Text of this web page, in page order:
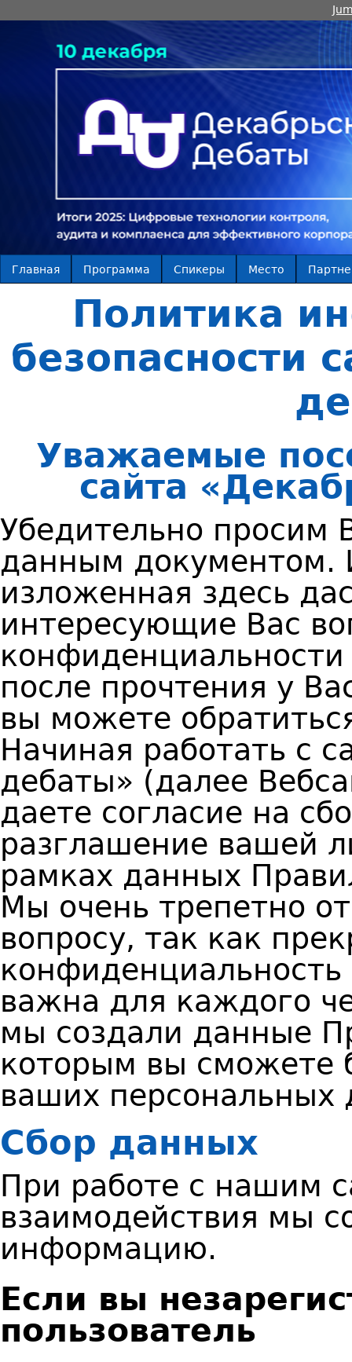
Главная Программа Спикеры Место
Политика
безопасности
Уважаемые
сайта
Убедительно просим
данным документом.
изложенная здесь
интересующие Вас
после прочтения у
вы можете
Начиная работать с
дебаты» (далее
даете согласие на
разглашение вашей
рамках данных
Мы очень трепетно
вопросу, так как
важна для каждого
мы создали данные
которым вы сможете
ваших персональных
Сбор данных
При работе с нашим
взаимодействия мы
информацию.
Если вы
пользователь